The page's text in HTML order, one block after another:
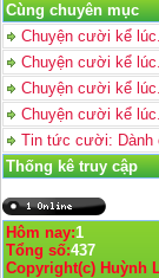
Cùng chuyên mục
Chuyện cười kể
Chuyện cười kể
Chuyện cười kể
Chuyện cười kể
Tin tức cười: Dành
Thống kê truy cập
Hôm nay:1
Tổng số:437
Copyright(c) Huỳnh